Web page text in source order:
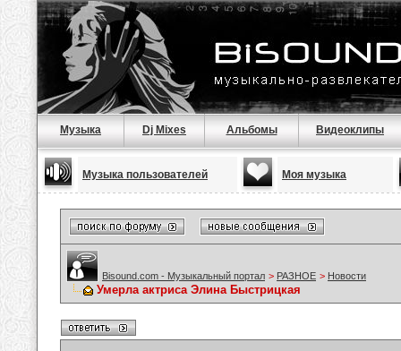
Музыка Dj Mixes Альбомы Видеоклипы
Музыка пользователей Моя музыка
Bisound.com - Музыкальный портал > РАЗНОЕ > Новости
Умерла актриса Элина Быстрицкая